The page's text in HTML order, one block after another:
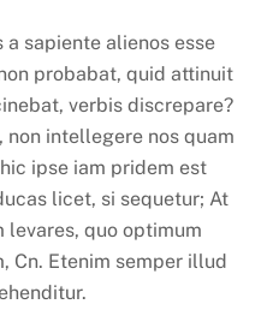
sapiente alienos esse
probabat, quid attinuit
verbis discrepare?
intellegere nos quam
ipse iam pridem est
licet, si sequetur; At
quo optimum
Cn. Etenim semper illud